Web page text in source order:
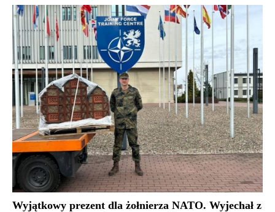
Wyjątkowy prezent dla żołnierza NATO. Wyjechał z